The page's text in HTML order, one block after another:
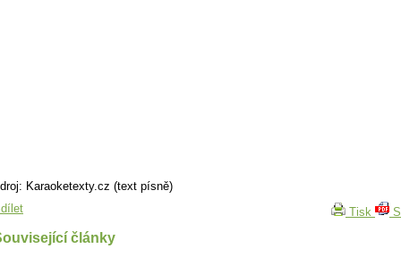
Karaoketexty.cz (text písně)
Tisk
články